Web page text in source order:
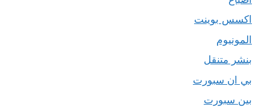
اكسس بوينت
المونيوم
بنشر متنقل
بي ان سبورت
بين سبورت